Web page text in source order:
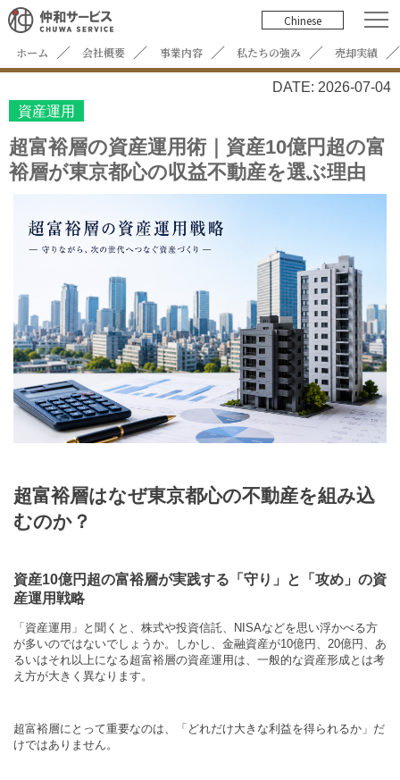
Chinese
ホーム 会社概要 事業内容 私たちの強み 売却実績
DATE: 2026-07-04
資産運用
超富裕層の資産運用術｜資産10億円超の富
裕層が東京都心の収益不動産を選ぶ理由
超富裕層はなぜ東京都心の不動産を組み込
むのか？
資産10億円超の富裕層が実践する「守り」と「攻め」の資
産運用戦略
「資産運用」と聞くと、株式や投資信託、 NISAなどを思い浮かべる方
が多いのではないでしょうか。しかし、金融資産が10億円、 20億円、あ
るいはそれ以上になる超富裕層の資産運用は、一般的な資産形成とは考
え方が大きく異なります。
超富裕層にとって重要なのは、「どれだけ大きな利益を得られるか」だ
けではありません。